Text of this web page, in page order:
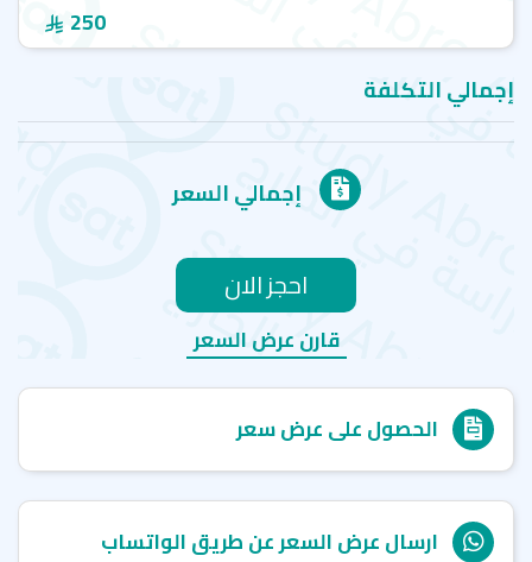
250
إجمالي التكلفة
إجمالي السعر
احجز الان
قارن عرض السعر
الحصول على عرض سعر
ارسال عرض السعر عن طريق الواتساب